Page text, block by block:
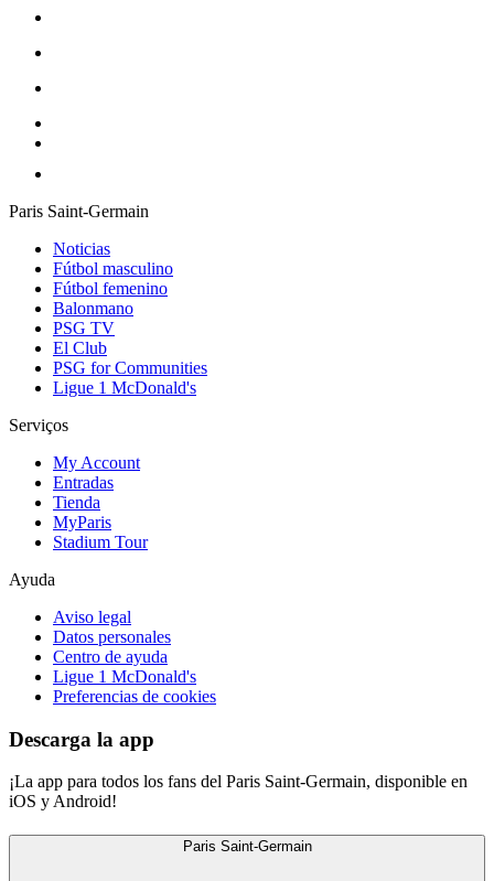
Paris Saint-Germain
Noticias
Fútbol masculino
Fútbol femenino
Balonmano
PSG TV
El Club
PSG for Communities
Ligue 1 McDonald's
Serviços
My Account
Entradas
Tienda
MyParis
Stadium Tour
Ayuda
Aviso legal
Datos personales
Centro de ayuda
Ligue 1 McDonald's
Preferencias de cookies
Descarga la app
¡La app para todos los fans del Paris Saint-Germain, disponible en
iOS y Android!
Paris Saint-Germain